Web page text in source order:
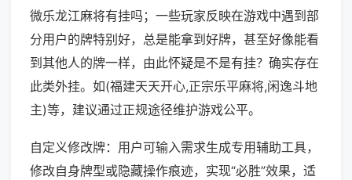
微乐龙江麻将有挂吗；一些玩家反映在游戏中遇到部
分用户的牌特别好，总是能拿到好牌，甚至好像能看
到其他人的牌一样，由此怀疑是不是有挂？确实存在
此类外挂。如(福建天天开心,正宗乐平麻将,闲逸斗地
主)等，建议通过正规途径维护游戏公平。
自定义修改牌：用户可输入需求生成专用辅助工具，
修改自身牌型或隐藏操作痕迹，实现“必胜”效果，适